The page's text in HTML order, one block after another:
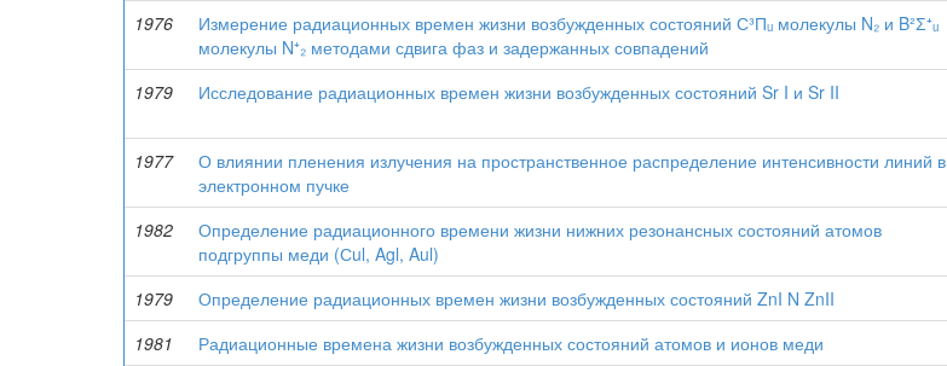
1976
Измерение радиационных времен жизни возбужденных состояний С³Пᵤ молекулы N₂ и B²Ʃ⁺ᵤ
молекулы N⁺₂ методами сдвига фаз и задержанных совпадений
1979 Исследование радиационных времен жизни возбужденных состояний Sr I и Sr II
1977
О влиянии пленения излучения на пространственное распределение интенсивности линий в
электронном пучке
1982
Определение радиационного времени жизни нижних резонансных состояний атомов
подгруппы меди (Сul, Agl, Aul)
1979
Определение радиационных времен жизни возбужденных состояний ZnI N ZnII
1981
Радиационные времена жизни возбужденных состояний атомов и ионов меди